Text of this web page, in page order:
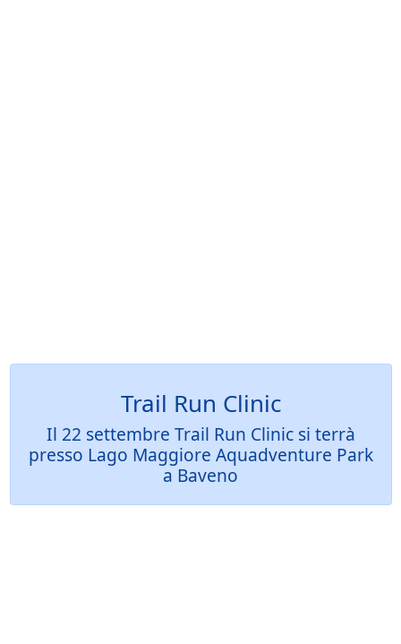
Trail Run Clinic
Il 22 settembre Trail Run Clinic si terrà
presso Lago Maggiore Aquadventure Park
a Baveno